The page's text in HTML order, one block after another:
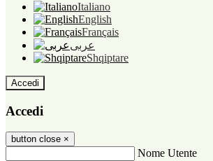
Italiano
English
Français
عربى
Shqiptare
Accedi
Accedi
button close ×
Nome Utente